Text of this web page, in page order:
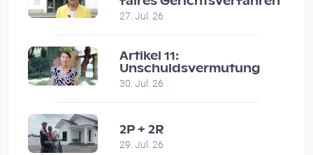
27. Jul. 26
Artikel 11:
Unschuldsvermutung
30. Jul. 26
2P + 2R
29. Jul. 26